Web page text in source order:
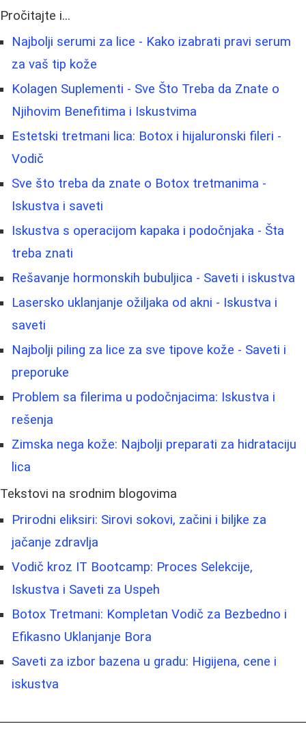
Pročitajte i...
Najbolji serumi za lice - Kako izabrati pravi serum
za vaš tip kože
Kolagen Suplementi - Sve Što Treba da Znate o
Njihovim Benefitima i Iskustvima
Estetski tretmani lica: Botox i hijaluronski fileri -
Vodič
Sve što treba da znate o Botox tretmanima -
Iskustva i saveti
Iskustva s operacijom kapaka i podočnjaka - Šta
treba znati
Rešavanje hormonskih bubuljica - Saveti i iskustva
Lasersko uklanjanje ožiljaka od akni - Iskustva i
saveti
Najbolji piling za lice za sve tipove kože - Saveti i
preporuke
Problem sa filerima u podočnjacima: Iskustva i
rešenja
Zimska nega kože: Najbolji preparati za hidrataciju
lica
Tekstovi na srodnim blogovima
Prirodni eliksiri: Sirovi sokovi, začini i biljke za
jačanje zdravlja
Vodič kroz IT Bootcamp: Proces Selekcije,
Iskustva i Saveti za Uspeh
Botox Tretmani: Kompletan Vodič za Bezbedno i
Efikasno Uklanjanje Bora
Saveti za izbor bazena u gradu: Higijena, cene i
iskustva